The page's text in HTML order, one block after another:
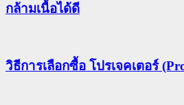
กล้ามเนื้อได้ดี
วิธีการเลือกซื้อ โปรเจคเตอร์